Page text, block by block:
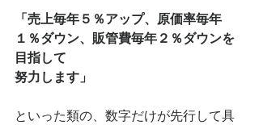
「売上毎年５％アップ、原価率毎年
１％ダウン、販管費毎年２％ダウンを
目指して
努力します」
といった類の、数字だけが先行して具